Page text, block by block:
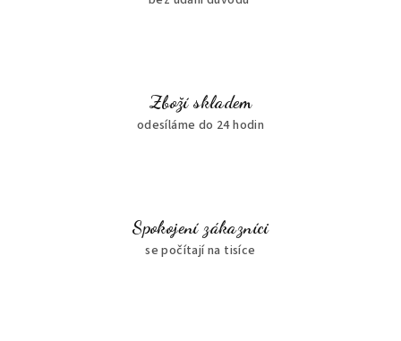
Zboží skladem
odesíláme do 24 hodin
Spokojení zákazníci
se počítají na tisíce